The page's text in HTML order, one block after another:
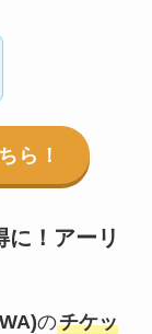
ら！
に！アーリ
のチケッ